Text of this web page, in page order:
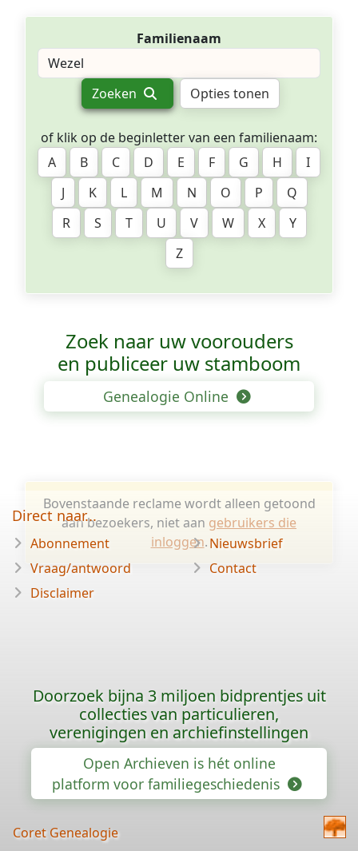
Familienaam
Zoeken Opties tonen
of klik op de beginletter van een familienaam:
A
B C D E F G H
I
J
K L M N O P
Q
R
S T U V W X
Y
Z
Zoek naar uw voorouders
en publiceer uw stamboom
Genealogie Online
Bovenstaande reclame wordt alleen getoond
aan bezoekers, niet aan gebruikers die
inloggen.
Direct naar...
Abonnement
Vraag/antwoord
Disclaimer
Nieuwsbrief
Contact
Doorzoek bijna 3 miljoen bidprentjes uit
collecties van particulieren,
verenigingen en archiefinstellingen
Open Archieven is hét online
platform voor familiegeschiedenis
Coret Genealogie